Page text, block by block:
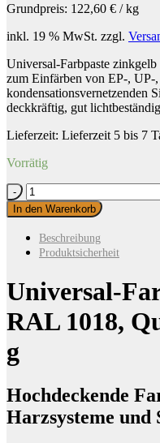
Grundpreis: 122,60 € /kg
inkl. 19 % MwSt. zzgl.
Universal-Farbpaste
zum Einfärben von EP-,
kondensationsvernetzenden
deckkräftig, gut
Lieferzeit: Lieferzeit 5 bis 7
Vorrätig
Universal-
Farbpaste
zinkgelb
RAL
1018,
Quetschflasche
50
Menge
In den Warenkorb
Beschreibung
Produktsicherheit
Universal-
RAL 1018,
g
Hochdeckende
Harzsysteme und